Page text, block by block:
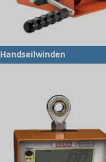
Handseilwinden